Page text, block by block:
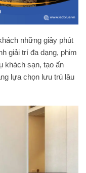
những giây phút
giải trí đa dạng, phim
khách sạn, tạo ấn
lựa chọn lưu trú lâu